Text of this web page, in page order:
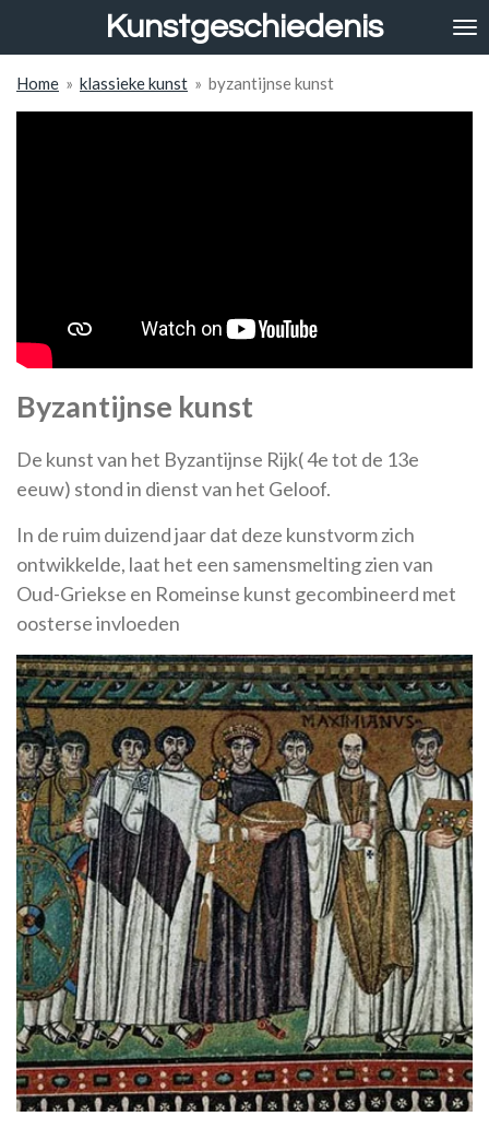
de
hoofdinhoud
Kunstgeschiedenis
Home » klassieke kunst » byzantijnse kunst
Byzantijnse kunst
De kunst van het Byzantijnse Rijk( 4e tot de 13e
eeuw) stond in dienst van het Geloof.
In de ruim duizend jaar dat deze kunstvorm zich
ontwikkelde, laat het een samensmelting zien van
Oud-Griekse en Romeinse kunst gecombineerd met
oosterse invloeden